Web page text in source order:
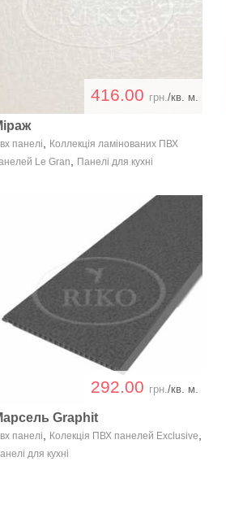
416.00 грн./кв. м.
панелі
Коллекція ламінованих ПВХ
Le Gran
Панелі для кухні
292.00 грн./кв. м.
Graphit
панелі Колекція ПВХ панелей Exclusive
для кухні